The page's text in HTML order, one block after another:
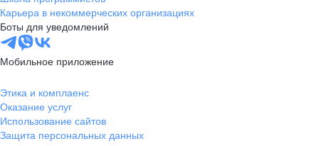
Карьера в некоммерческих организациях
Боты для уведомлений
Мобильное приложение
Этика и комплаенс
Оказание услуг
Использование сайтов
Защита персональных данных